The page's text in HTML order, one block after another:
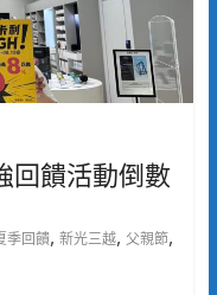
回饋活動倒數
季回饋, 新光三越, 父親節,